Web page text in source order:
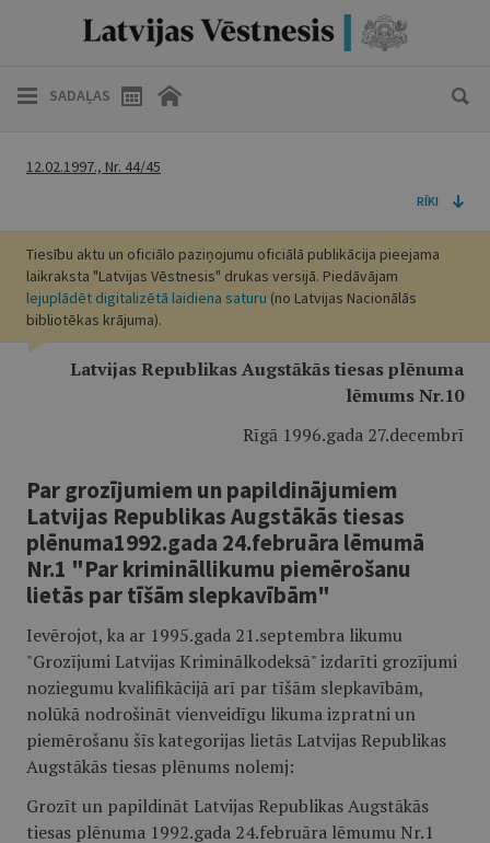
SADAĻAS
12.02.1997., Nr. 44/45
RĪKI
Tiesību aktu un oficiālo paziņojumu oficiālā publikācija pieejama
laikraksta "Latvijas Vēstnesis" drukas versijā. Piedāvājam
lejuplādēt digitalizētā laidiena saturu (no Latvijas Nacionālās
bibliotēkas krājuma).
Latvijas Republikas Augstākās tiesas plēnuma
lēmums Nr.10
Rīgā 1996.gada 27.decembrī
Par grozījumiem un papildinājumiem
Latvijas Republikas Augstākās tiesas
plēnuma1992.gada 24.februāra lēmumā
Nr.1 "Par krimināllikumu piemērošanu
lietās par tīšām slepkavībām"
Ievērojot, ka ar 1995.gada 21.septembra likumu
"Grozījumi Latvijas Kriminālkodeksā" izdarīti grozījumi
noziegumu kvalifikācijā arī par tīšām slepkavībām,
nolūkā nodrošināt vienveidīgu likuma izpratni un
piemērošanu šīs kategorijas lietās Latvijas Republikas
Augstākās tiesas plēnums nolemj:
Grozīt un papildināt Latvijas Republikas Augstākās
tiesas plēnuma 1992.gada 24.februāra lēmumu Nr.1